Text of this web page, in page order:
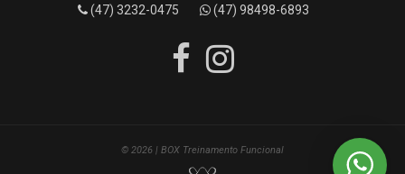
(47) 3232-0475 (47) 98498-6893
© 2026 | BOX Treinamento Funcional